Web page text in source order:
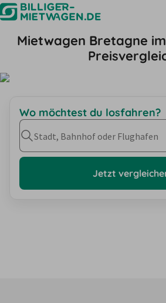
Mietwagen Bretagne
Wo möchtest du losfahren?
Stadt, Bahnhof oder Flughafen
Jetzt